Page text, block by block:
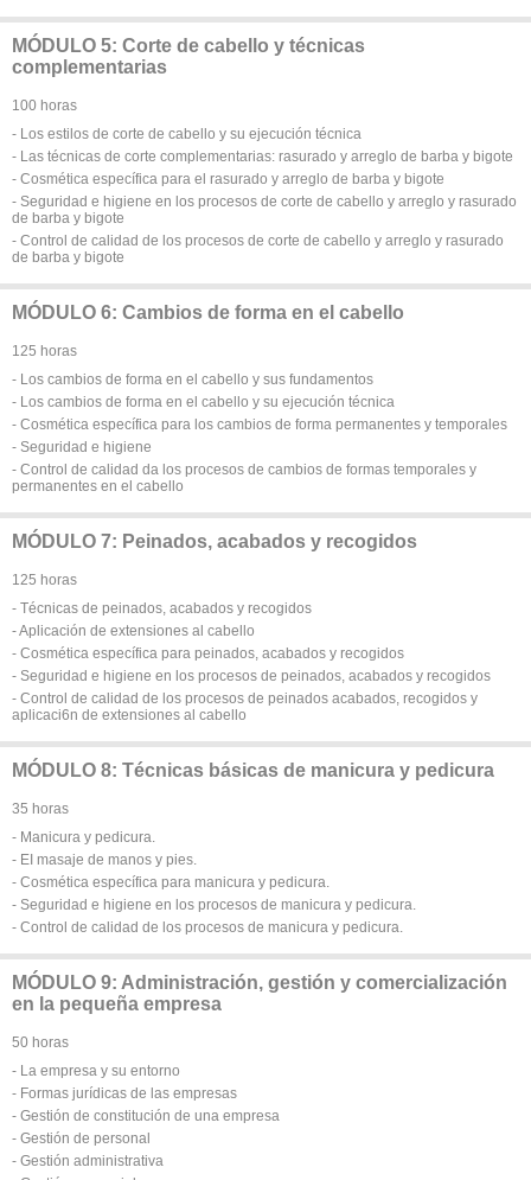
MÓDULO 5: Corte de cabello y técnicas
complementarias
100 horas
- Los estilos de corte de cabello y su ejecución técnica
- Las técnicas de corte complementarias: rasurado y arreglo de barba y bigote
- Cosmética específica para el rasurado y arreglo de barba y bigote
- Seguridad e higiene en los procesos de corte de cabello y arreglo y rasurado
de barba y bigote
- Control de calidad de los procesos de corte de cabello y arreglo y rasurado
de barba y bigote
MÓDULO 6: Cambios de forma en el cabello
125 horas
- Los cambios de forma en el cabello y sus fundamentos
- Los cambios de forma en el cabello y su ejecución técnica
- Cosmética específica para los cambios de forma permanentes y temporales
- Seguridad e higiene
- Control de calidad da los procesos de cambios de formas temporales y
permanentes en el cabello
MÓDULO 7: Peinados, acabados y recogidos
125 horas
- Técnicas de peinados, acabados y recogidos
- Aplicación de extensiones al cabello
- Cosmética específica para peinados, acabados y recogidos
- Seguridad e higiene en los procesos de peinados, acabados y recogidos
- Control de calidad de los procesos de peinados acabados, recogidos y
aplicaci6n de extensiones al cabello
MÓDULO 8: Técnicas básicas de manicura y pedicura
35 horas
- Manicura y pedicura.
- EI masaje de manos y pies.
- Cosmética específica para manicura y pedicura.
- Seguridad e higiene en los procesos de manicura y pedicura.
- Control de calidad de los procesos de manicura y pedicura.
MÓDULO 9: Administración, gestión y comercialización
en la pequeña empresa
50 horas
- La empresa y su entorno
- Formas jurídicas de las empresas
- Gestión de constitución de una empresa
- Gestión de personal
- Gestión administrativa